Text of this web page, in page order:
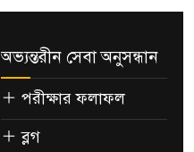
অভ্যন্তরীন সেবা অনুসন্ধান
পরীক্ষার ফলাফল
ব্লগ